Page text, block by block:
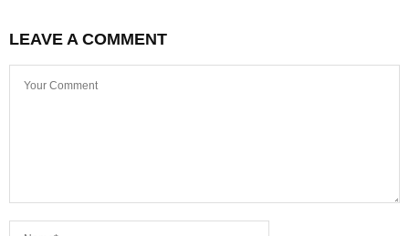
LEAVE A COMMENT